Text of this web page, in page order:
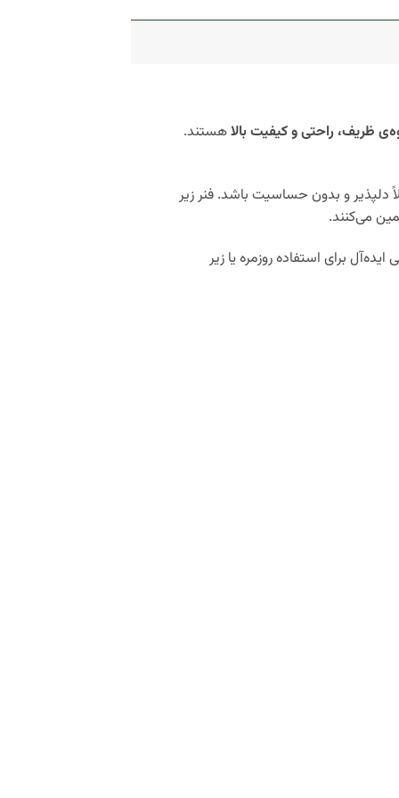
ظریف، راحتی و کیفیت بالاهستند.
و بدون حساسیت باشد. فنر زیر
می‌کنند.
برای استفاده روزمره یا زیر